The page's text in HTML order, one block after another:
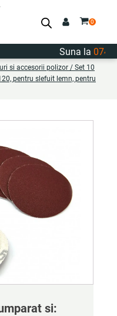
Suna la
si accesorii polizor / Set 10
pentru slefuit lemn, pentru
si: